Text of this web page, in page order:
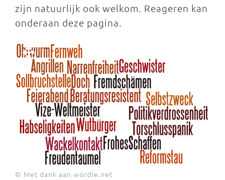
zijn natuurlijk ook welkom. Reageren kan
onderaan deze pagina.
© Met dank aan wordle.net